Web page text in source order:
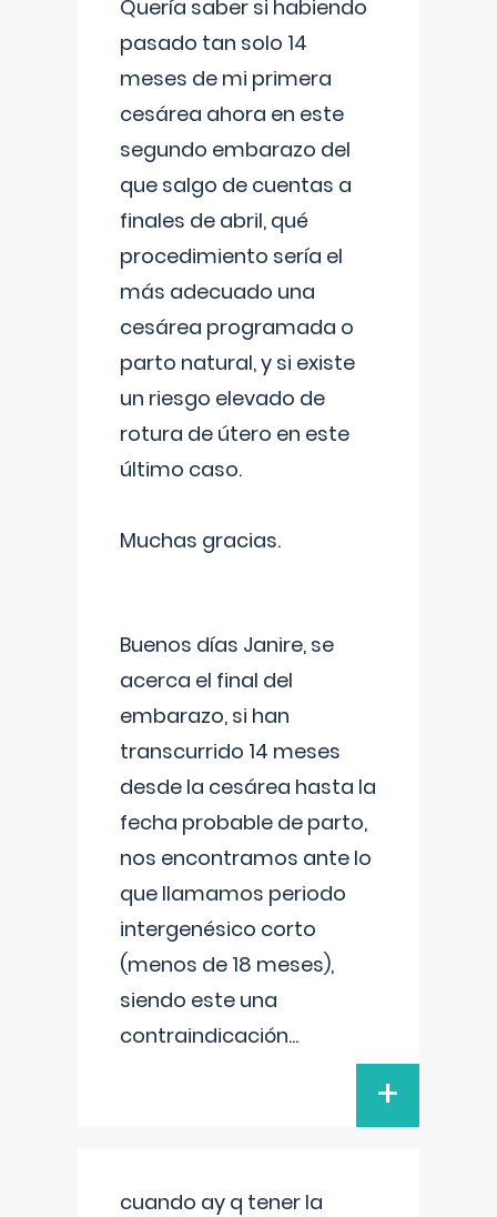
Quería saber si habiendo
pasado tan solo 14
meses de mi primera
cesárea ahora en este
segundo embarazo del
que salgo de cuentas a
finales de abril, qué
procedimiento sería el
más adecuado una
cesárea programada o
parto natural, y si existe
un riesgo elevado de
rotura de útero en este
último caso.
Muchas gracias.
Buenos días Janire, se
acerca el final del
embarazo, si han
transcurrido 14 meses
desde la cesárea hasta la
fecha probable de parto,
nos encontramos ante lo
que llamamos periodo
intergenésico corto
(menos de 18 meses),
siendo este una
contraindicación...
+
cuando ay q tener la